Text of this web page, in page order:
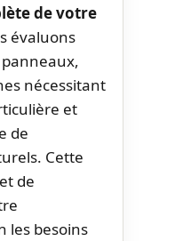
de votre
évaluons
panneaux,
nécessitant
et
de
Cette
de
les besoins